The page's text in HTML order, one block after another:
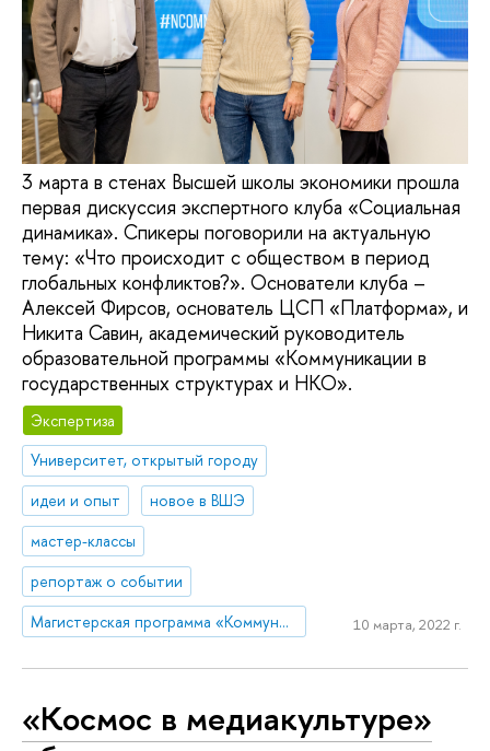
3 марта в стенах Высшей школы экономики прошла
первая дискуссия экспертного клуба «Социальная
динамика». Спикеры поговорили на актуальную
тему: «Что происходит с обществом в период
глобальных конфликтов?». Основатели клуба –
Алексей Фирсов, основатель ЦСП «Платформа», и
Никита Савин, академический руководитель
образовательной программы «Коммуникации в
государственных структурах и НКО».
Экспертиза
Университет, открытый городу
идеи и опыт
новое в ВШЭ
мастер-классы
репортаж о событии
Магистерская программа «Коммуникации в государственных структурах и НКО»
10 марта, 2022 г.
«Космос в медиакультуре»